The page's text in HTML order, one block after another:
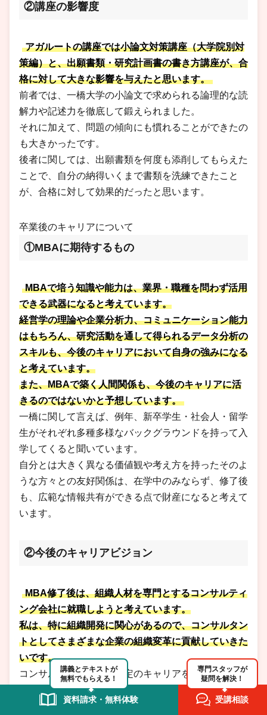
②講座の影響度
アガルートの講座では小論文対策講座（大学院別対
策編）と、出願書類・研究計画書の書き方講座が、合
格に対して大きな影響を与えたと思います。
前者では、一橋大学の小論文で求められる論理的な読
解力や記述力を徹底して鍛えられました。
それに加えて、問題の傾向にも慣れることができたの
も大きかったです。
後者に関しては、出願書類を何度も添削してもらえた
ことで、自分の納得いくまで書類を洗練できたこと
が、合格に対して効果的だったと思います。
卒業後のキャリアについて
①MBAに期待するもの
MBAで培う知識や能力は、業界・職種を問わず活用
できる武器になると考えています。
経営学の理論や企業分析力、コミュニケーション能力
はもちろん、研究活動を通して得られるデータ分析の
スキルも、今後のキャリアにおいて自身の強みになる
と考えています。
また、MBAで築く人間関係も、今後のキャリアに活
きるのではないかと予想しています。
一橋に関して言えば、例年、新卒学生・社会人・留学
生がそれぞれ多種多様なバックグラウンドを持って入
学してくると聞いています。
自分とは大きく異なる価値観や考え方を持ったそのよ
うな方々との友好関係は、在学中のみならず、修了後
も、広範な情報共有ができる点で財産になると考えて
います。
②今後のキャリアビジョン
MBA修了後は、組織人材を専門とするコンサルティ
ング会社に就職しようと考えています。
私は、特に組織開発に関心があるので、コンサルタン
トとしてさまざまな企業の組織変革に貢献していきた
いです。
コンサルタントとして一定のキャリアを積んだ後は、
博士課程に進学することを選択肢の一つとして考えて
います。
講義とテキストが
無料でもらえる！
資料請求・無料体験
専門スタッフが
疑問を解決！
受講相談